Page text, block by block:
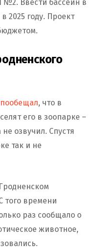
№2. Ввести бассейн в
2025 году. Проект
пообещал, что в
его в зоопарке –
озвучил. Спустя
так и не
того времени
раз сообщало о
животное,